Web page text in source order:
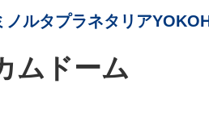
ノルタプラネタリア
ムドーム